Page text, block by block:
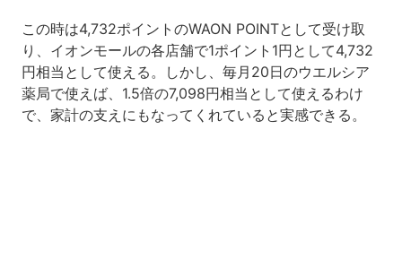
この時は4,732ポイントのWAON POINTとして受け取
り、イオンモールの各店舗で1ポイント1円として4,732
円相当として使える。しかし、毎月20日のウエルシア
薬局で使えば、1.5倍の7,098円相当として使えるわけ
で、家計の支えにもなってくれていると実感できる。